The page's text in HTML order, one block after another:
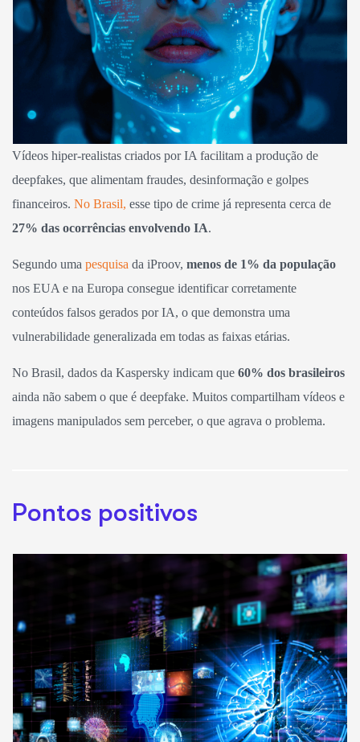
Vídeos hiper-realistas criados por IA facilitam a produção de
deepfakes, que alimentam fraudes, desinformação e golpes
financeiros. No Brasil, esse tipo de crime já representa cerca de
27% das ocorrências envolvendo IA.
Segundo uma pesquisa da iProov, menos de 1% da população
nos EUA e na Europa consegue identificar corretamente
conteúdos falsos gerados por IA, o que demonstra uma
vulnerabilidade generalizada em todas as faixas etárias.
No Brasil, dados da Kaspersky indicam que 60% dos brasileiros
ainda não sabem o que é deepfake. Muitos compartilham vídeos e
imagens manipulados sem perceber, o que agrava o problema.
Pontos positivos